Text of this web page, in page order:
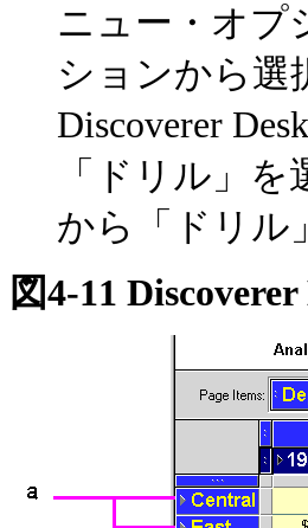
ニュー・オプ
ションから選
Discoverer
「ドリル」
から「ドリル
図4-11